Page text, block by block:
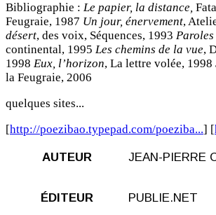
Bibliographie : Le papier, la distance,
Feugraie, 1987 Un jour, énervement,
désert, des voix, Séquences, 1993 Paroles
continental, 1995 Les chemins de la vue,
1998 Eux, l’horizon, La lettre volée, 1998
la Feugraie, 2006
quelques sites...
[http://poezibao.typepad.com/poeziba...] [
AUTEUR JEAN-PIERRE
ÉDITEUR PUBLIE.NET